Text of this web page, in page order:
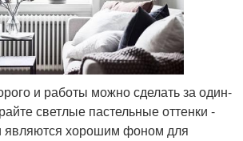
и работы можно сделать за один-
светлые пастельные оттенки -
являются хорошим фоном для